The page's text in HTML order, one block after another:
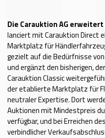
Die Carauktion AG
lanciert mit Carauktion Direct
Marktplatz für
gezielt auf die Bedürfnisse
und ergänzt den bisherigen,
Carauktion Classic
der etablierte Marktplatz für
neutraler Expertise. Dort
Auktionen mit Mindestpreis
verfügbar, und bei Erreichen
verbindlicher